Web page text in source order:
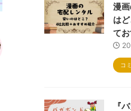
漫
は
て
コ
『